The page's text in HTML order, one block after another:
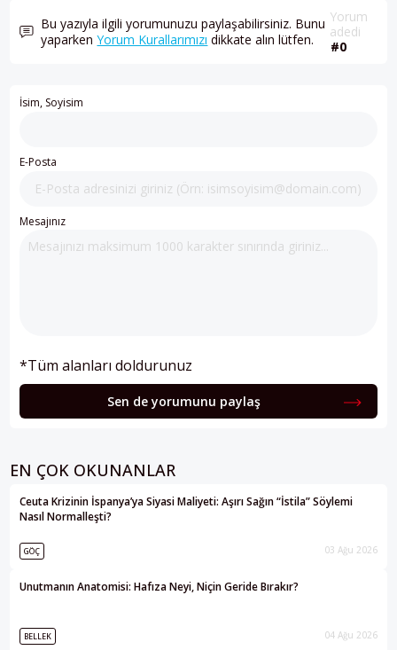
Bu yazıyla ilgili yorumunuzu paylaşabilirsiniz. Bunu
yaparkenYorum Kurallarımızı dikkate alın lütfen.
Yorum
adedi
#0
İsim, Soyisim
E-Posta
Mesajınız
*Tüm alanları doldurunuz
Sen de yorumunu paylaş
EN ÇOK OKUNANLAR
Ceuta Krizinin İspanya’ya Siyasi Maliyeti: Aşırı Sağın “İstila” Söylemi
Nasıl Normalleşti?
GÖÇ 03 Ağu 2026
Unutmanın Anatomisi: Hafıza Neyi, Niçin Geride Bırakır?
BELLEK 04 Ağu 2026